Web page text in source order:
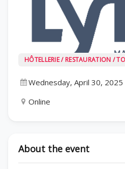
HÔTELLERIE / RESTAURATION /
Wednesday, April 30, 2025
Online
About the event